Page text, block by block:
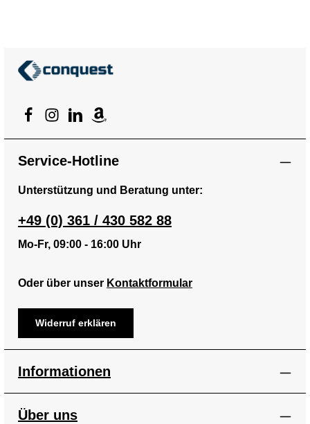
Service-Hotline
Unterstützung und Beratung unter:
+49 (0) 361 / 430 582 88
Mo-Fr, 09:00 - 16:00 Uhr
Oder über unser Kontaktformular
Widerruf erklären
Informationen
Über uns